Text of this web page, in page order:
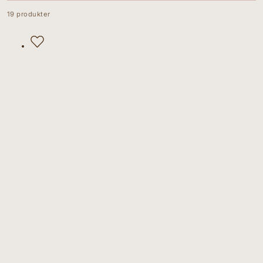
19 produkter